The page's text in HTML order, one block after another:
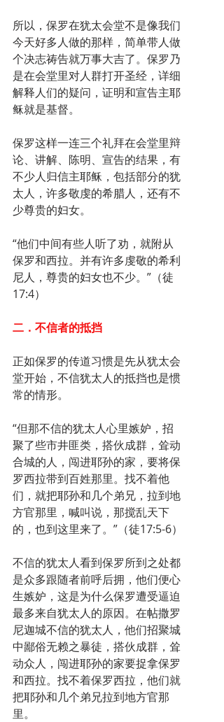
所以，保罗在犹太会堂不是像我们
今天好多人做的那样，简单带人做
个决志祷告就万事大吉了。保罗乃
是在会堂里对人群打开圣经，详细
解释人们的疑问，证明和宣告主耶
稣就是基督。
保罗这样一连三个礼拜在会堂里辩
论、讲解、陈明、宣告的结果，有
不少人归信主耶稣，包括部分的犹
太人，许多敬虔的希腊人，还有不
少尊贵的妇女。
“他们中间有些人听了劝，就附从
保罗和西拉。并有许多虔敬的希利
尼人，尊贵的妇女也不少。”（徒
17:4）
二．不信者的抵挡
正如保罗的传道习惯是先从犹太会
堂开始，不信犹太人的抵挡也是惯
常的情形。
“但那不信的犹太人心里嫉妒，招
聚了些市井匪类，搭伙成群，耸动
合城的人，闯进耶孙的家，要将保
罗西拉带到百姓那里。找不着他
们，就把耶孙和几个弟兄，拉到地
方官那里，喊叫说，那搅乱天下
的，也到这里来了。”（徒17:5-6）
不信的犹太人看到保罗所到之处都
是众多跟随者前呼后拥，他们便心
生嫉妒，这是为什么保罗遭受逼迫
最多来自犹太人的原因。在帖撒罗
尼迦城不信的犹太人，他们招聚城
中鄙俗无赖之暴徒，搭伙成群，耸
动众人，闯进耶孙的家要捉拿保罗
和西拉。找不着保罗西拉，他们就
把耶孙和几个弟兄拉到地方官那
里。